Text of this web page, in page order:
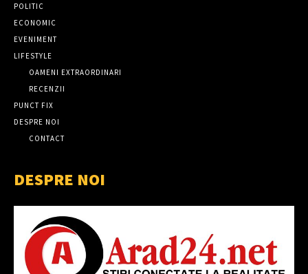
POLITIC
ECONOMIC
EVENIMENT
LIFESTYLE
OAMENI EXTRAORDINARI
RECENZII
PUNCT FIX
DESPRE NOI
CONTACT
DESPRE NOI